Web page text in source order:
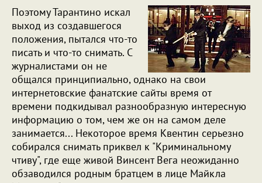
Поэтому Тарантино искал
выход из создавшегося
положения, пытался что-то
писать и что-то снимать. С
журналистами он не
общался принципиально, однако на свои
интернетовские фанатские сайты время от
времени подкидывал разнообразную интересную
информацию о том, чем же он на самом деле
занимается... Некоторое время Квентин серьезно
собирался снимать приквел к "Криминальному
чтиву", где еще живой Винсент Вега неожиданно
обзаводился родным братцем в лице Майкла